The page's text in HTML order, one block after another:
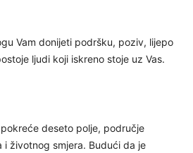
Vam donijeti podršku, poziv, lijepo
ljudi koji iskreno stoje uz Vas.
deseto polje, područje
i životnog smjera. Budući da je